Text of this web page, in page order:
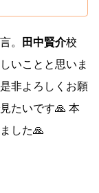
。 田中賢介校
いことと思いま
非よろしくお願
たいです🙏 本
した🙏